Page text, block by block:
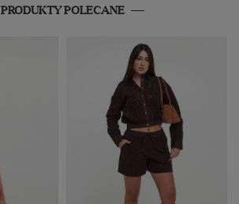
PRODUKTY POLECANE